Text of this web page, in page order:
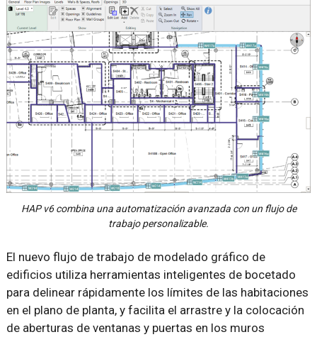
HAP v6 combina una automatización avanzada con un flujo de
trabajo personalizable.
El nuevo flujo de trabajo de modelado gráfico de
edificios utiliza herramientas inteligentes de bocetado
para delinear rápidamente los límites de las habitaciones
en el plano de planta, y facilita el arrastre y la colocación
de aberturas de ventanas y puertas en los muros